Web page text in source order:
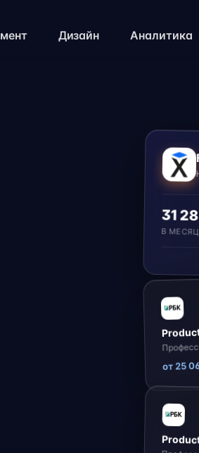
Дизайн Аналитика
31
В МЕСЯЦ
от 25